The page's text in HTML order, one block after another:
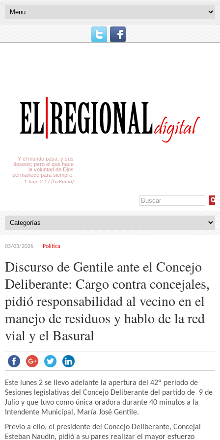
Y el mundo pasa, y sus
deseos; pero el que hace
la voluntad de Dios
permanece para siempre.
1 Juan 2:17 (La Biblia)
03/03/2026 Política
Discurso de Gentile ante el Concejo
Deliberante: Cargo contra concejales,
pidió responsabilidad al vecino en el
manejo de residuos y hablo de la red
vial y el Basural
Este lunes 2 se llevo adelante la apertura del 42º periodo de
Sesiones legislativas del Concejo Deliberante del partido de 9 de
Julio y que tuvo como única oradora durante 40 minutos a la
Intendente Municipal, María José Gentile.
Previo a ello, el presidente del Concejo Deliberante, Concejal
Esteban Naudin, pidió a su pares realizar el mayor esfuerzo